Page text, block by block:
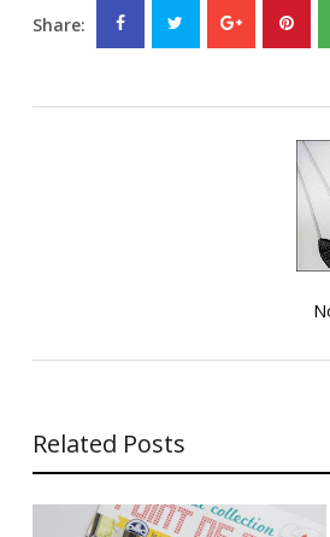
Share:
Related Posts